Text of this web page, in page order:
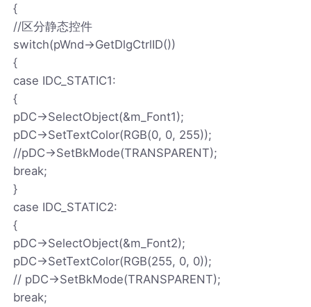
{
//区分静态控件
switch(pWnd->GetDlgCtrlID())
{
case IDC_STATIC1:
{
pDC->SelectObject(&m_Font1);
pDC->SetTextColor(RGB(0, 0, 255));
//pDC->SetBkMode(TRANSPARENT);
break;
}
case IDC_STATIC2:
{
pDC->SelectObject(&m_Font2);
pDC->SetTextColor(RGB(255, 0, 0));
// pDC->SetBkMode(TRANSPARENT);
break;